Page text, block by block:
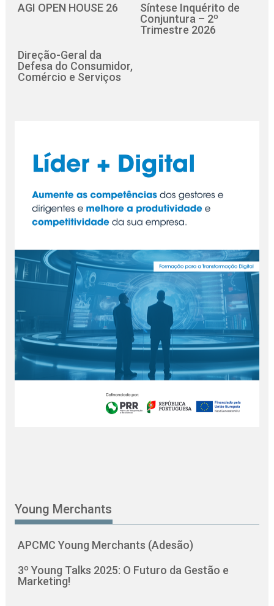
AGI OPEN HOUSE 26
Síntese Inquérito de
Conjuntura – 2º
Trimestre 2026
Direção-Geral da
Defesa do Consumidor,
Comércio e Serviços
Young Merchants
APCMC Young Merchants (Adesão)
3º Young Talks 2025: O Futuro da Gestão e
Marketing!